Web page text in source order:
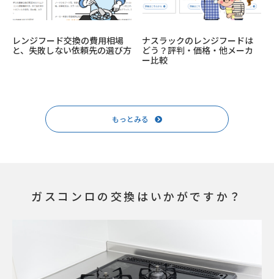
レンジフード交換の費用相場
と、失敗しない依頼先の選び方
ナスラックのレンジフードは
どう？評判・価格・他メーカ
ー比較
もっとみる
ガスコンロの交換はいかがですか？